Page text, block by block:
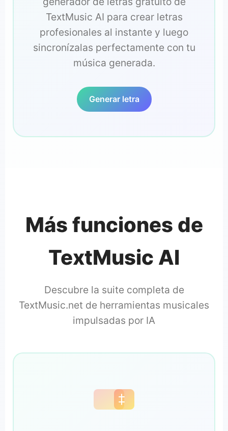
TextMusic AI para crear letras
profesionales al instante y luego
sincronízalas perfectamente con tu
música generada.
Generar letra
Más funciones de
TextMusic AI
Descubre la suite completa de
TextMusic.net de herramientas musicales
impulsadas por IA